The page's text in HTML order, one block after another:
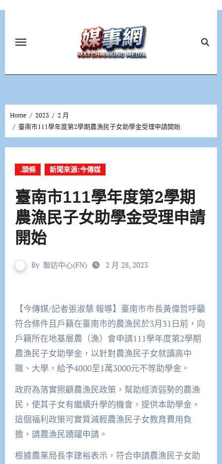
Home 2023
2 月
臺南市111學年度第2學期農漁民子女助學金受理申請開始
.頭條 新聞來源:今傳媒
臺南市111學年度第2學期
農漁民子女助學金受理申請
開始
By 聯訪中心(FN) 2 月 28, 2023
【今傳媒/記者張淑慧 報導】臺南市市長黃偉哲呼籲
符合條件且戶籍在臺南市的農漁民於3月31日前，向
戶籍所在地基層農（漁）會申請111學年度第2學期
農漁民子女助學金，以針對農漁民子女就讀高中
職、大學，給予4000至1萬3000元不等助學金。
政府為落實照顧農漁民政策，幫助經濟弱勢的農漁
民，使其子女有繼續升學的機會，提供本助學金。
這個福利政策可實質減輕農漁民子女教育費用負
擔，請農漁民踴躍申請。
根據農業局長李建裕表示，符合申請農漁民子女助